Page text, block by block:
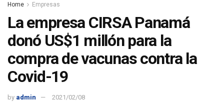
Home Empresas
La empresa CIRSA Panamá
donó US$1 millón para la
compra de vacunas contra la
Covid-19
by admin 2021/02/08